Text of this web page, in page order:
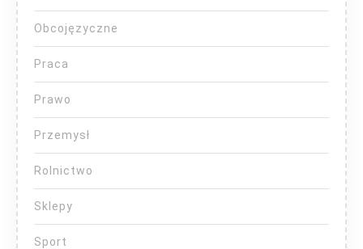
Obcojęzyczne
Praca
Prawo
Przemysł
Rolnictwo
Sklepy
Sport